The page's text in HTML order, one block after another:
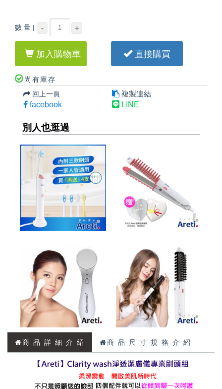
數 量 | - +
加入購物車 直接購買
尚有庫存
回上一頁
複製連結
facebook
LINE
別人也逛過
商 品 詳 細 介 紹 商 品 尺 寸 規 格 介 紹